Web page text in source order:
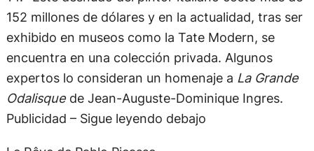
152 millones de dólares y en la actualidad, tras ser
exhibido en museos como la Tate Modern, se
encuentra en una colección privada. Algunos
expertos lo consideran un homenaje a La Grande
Odalisquede Jean-Auguste-Dominique Ingres.
Publicidad – Sigue leyendo debajo